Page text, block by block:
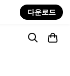
다운로드